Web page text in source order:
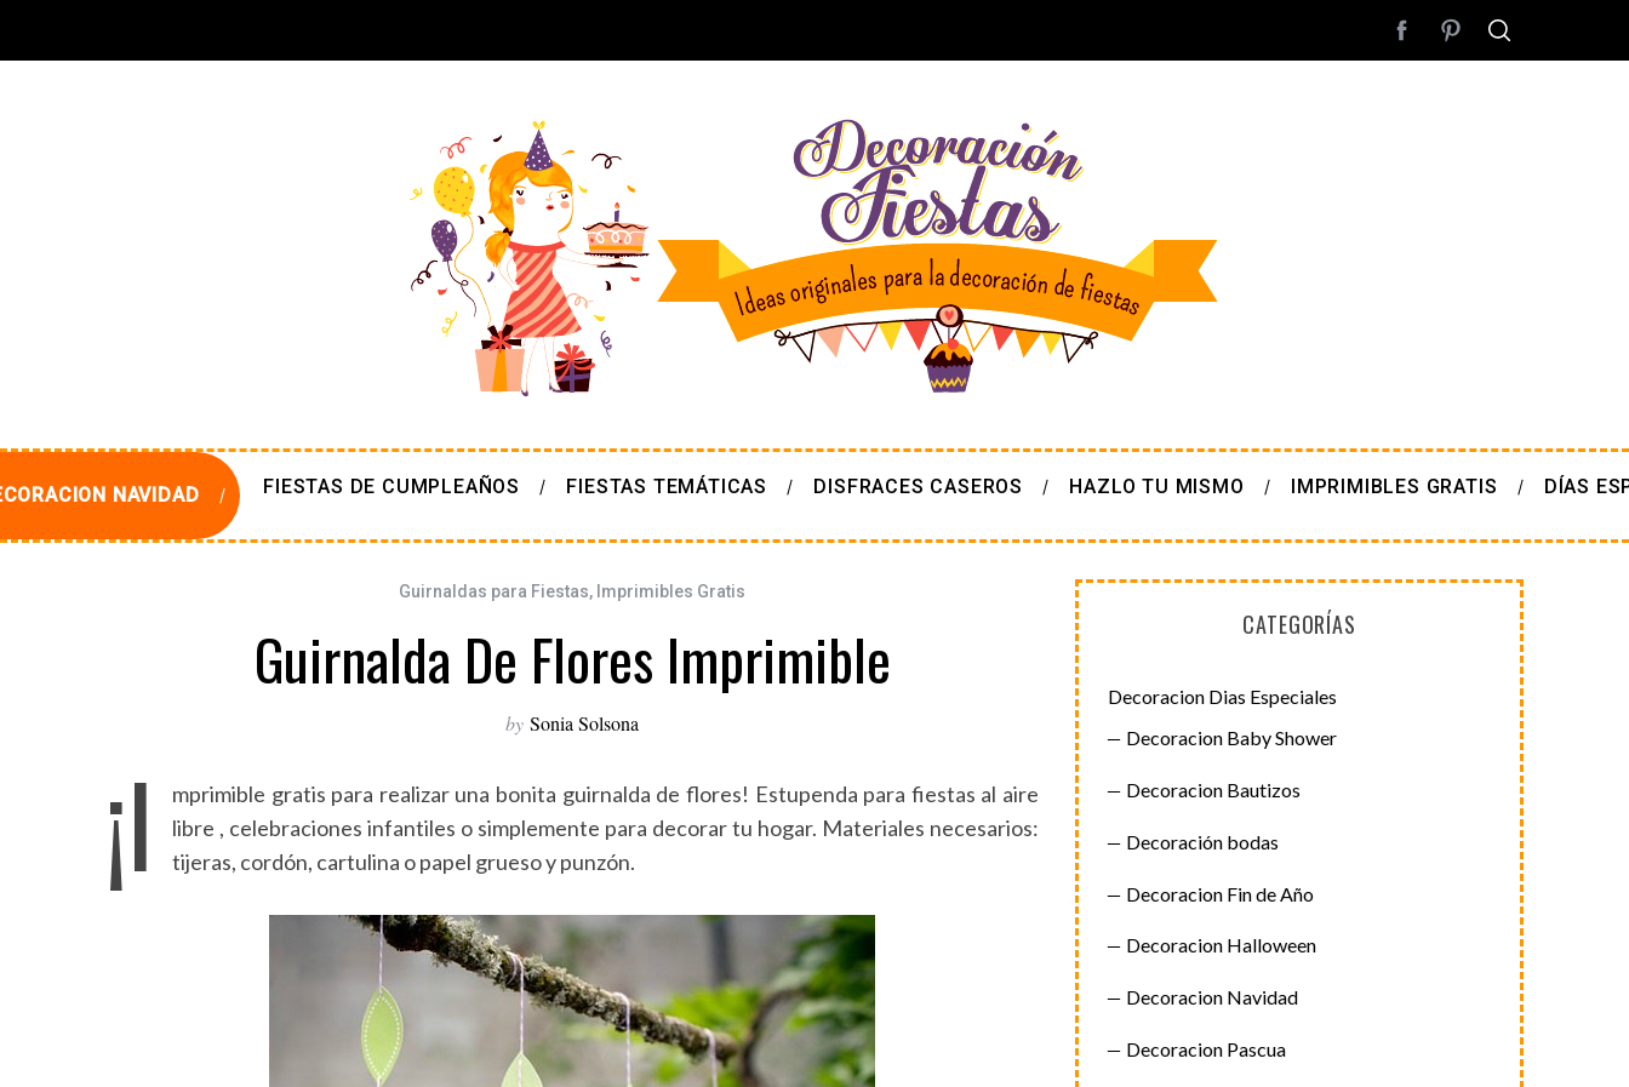
NAVIDAD FIESTAS DE CUMPLEAÑOS FIESTAS TEMÁTICAS DISFRACES CASEROS HAZLO TU MISMO IMPRIMIBLES GRATIS DÍAS
Guirnaldas para Fiestas, Imprimibles Gratis
Guirnalda De Flores Imprimible
by Sonia Solsona
¡I
mprimible gratis para realizar una bonita guirnalda de flores! Estupenda para fiestas al aire
libre , celebraciones infantiles o simplemente para decorar tu hogar. Materiales necesarios:
tijeras, cordón, cartulina o papel grueso y punzón.
CATEGORÍAS
Decoracion Dias Especiales
Decoracion Baby Shower
Decoracion Bautizos
Decoración bodas
Decoracion Fin de Año
Decoracion Halloween
Decoracion Navidad
Decoracion Pascua